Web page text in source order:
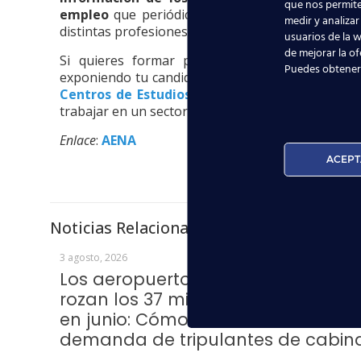
empleo que periódicamente publica sobre
distintas profesiones que se desempeñan dentro
Si quieres formar parte de la mayor
exponiendo tu candidatura a través de la web.
Centros de Estudios Aeronáuticos
trabajar en un sector en alza.
Enlace:AENA
Noticias Relacionadas
3 agosto, 2026
Los aeropuertos del Grupo Aena
rozan los 37 millones de pasajeros
en junio: Cómo afecta a la
demanda de tripulantes de
que nos
medir y
usuarios de la
de mejorar la
Puedes